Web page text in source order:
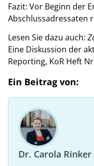
Fazit: Vor Beginn der
Abschlussadressaten
Lesen Sie dazu auch:
Eine Diskussion der
Reporting, KoR Heft
Ein Beitrag von:
Dr. Carola Rinker